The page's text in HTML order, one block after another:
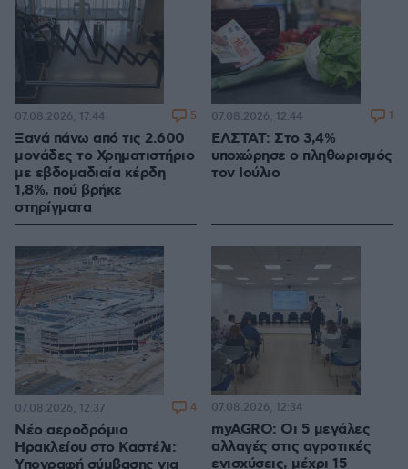
Ξανά πάνω από τις 2.600
μονάδες το Χρηματιστήριο
με εβδομαδιαία κέρδη
1,8%, πού βρήκε
στηρίγματα
07.08.2026, 17:44 5
ΕΛΣΤΑΤ: Στο 3,4%
υποχώρησε ο πληθωρισμός
τον Ιούλιο
07.08.2026, 12:44 1
Νέο αεροδρόμιο
Ηρακλείου στο Καστέλι:
Υπογραφή σύμβασης για
07.08.2026, 12:37 4
myAGRO: Οι 5 μεγάλες
αλλαγές στις αγροτικές
ενισχύσεις, μέχρι 15
07.08.2026, 12:34